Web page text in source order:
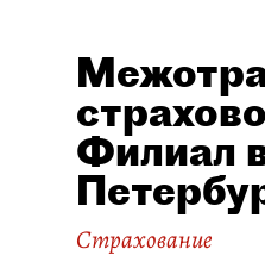
Филиал
Страхование